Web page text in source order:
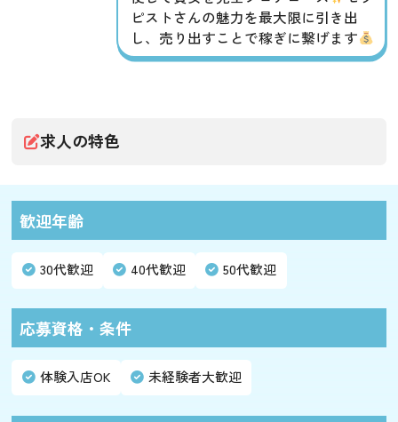
ピストさんの魅力を最大限に引き出
し、売り出すことで稼ぎに繋げます
求人の特色
歓迎年齢
30代歓迎 40代歓迎 50代歓迎
応募資格・条件
体験入店OK 未経験者大歓迎